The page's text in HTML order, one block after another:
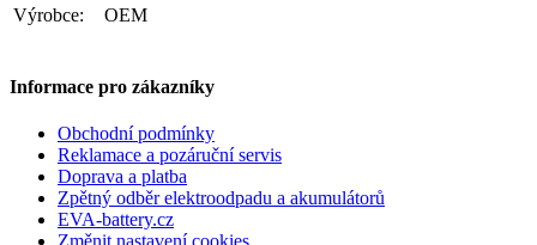
Výrobce:
OEM
Informace pro zákazníky
Obchodní podmínky
Reklamace a pozáruční servis
Doprava a platba
Zpětný odběr elektroodpadu a akumulátorů
EVA-battery.cz